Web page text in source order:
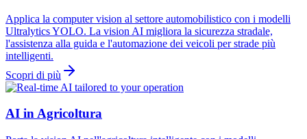
Applica la computer vision al settore automobilistico con i modelli
Ultralytics YOLO. La vision AI migliora la sicurezza stradale,
l'assistenza alla guida e l'automazione dei veicoli per strade più
intelligenti.
Scopri di più
AI in Agricoltura